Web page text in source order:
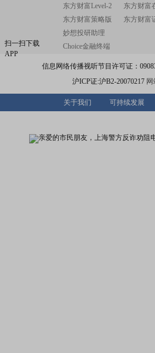
扫一扫下载
APP
东方财富Level-2
东方财富策略版
妙想投研助理
Choice金融终端
东方财富
东方财富
信息网络传播视听节目许可证：
沪ICP证:沪B2-20070217
关于我们 可持续发展